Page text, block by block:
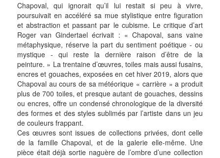
Chapoval, qui ignorait qu’il lui restait si peu à vivre,
poursuivait en accéléré sa mue stylistique entre figuration
et abstraction et passant par le cubisme. Le critique d’art
Roger van Gindertael écrivait : « Chapoval, sans vaine
métaphysique, réserve la part du sentiment poétique - ou
mystique - qui reste la dernière raison d’être de la
peinture. » La trentaine d’œuvres, toiles mais aussi fusains,
encres et gouaches, exposées en cet hiver 2019, alors que
Chapoval au cours de sa météorique « carrière » a produit
plus de 700 toiles, et presque autant de gouaches, dessins
ou encres, offre un condensé chronologique de la diversité
des formes et des styles sublimés par l’artiste dans un jeu
de couleurs frappant.
Ces œuvres sont issues de collections privées, dont celle
de la famille Chapoval, et de la galerie elle-même. Une
pièce était déjà sortie naguère de l’ombre d’une collection